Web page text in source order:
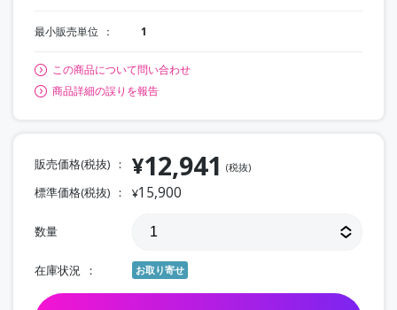
最小販売単位 1
この商品について問い合わせ
商品詳細の誤りを報告
販売価格(税抜) ¥12,941 (税抜)
標準価格(税抜) ¥15,900
数量
在庫状況 お取り寄せ